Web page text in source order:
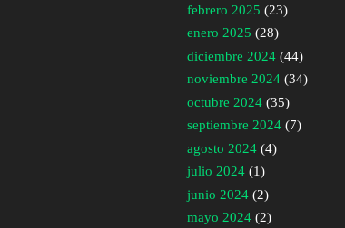
febrero 2025 (23)
enero 2025 (28)
diciembre 2024 (44)
noviembre 2024 (34)
octubre 2024 (35)
septiembre 2024 (7)
agosto 2024 (4)
julio 2024 (1)
junio 2024 (2)
mayo 2024 (2)